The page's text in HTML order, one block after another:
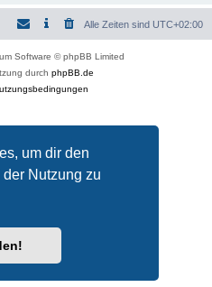
um dir den
Nutzung zu
Alle Zeiten sind UTC+02:00
Software © phpBB Limited
durch phpBB.de